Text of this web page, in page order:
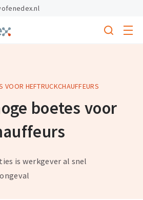
Search
VOOR HEFTRUCKCHAUFFEURS
boetes voor
is werkgever al snel